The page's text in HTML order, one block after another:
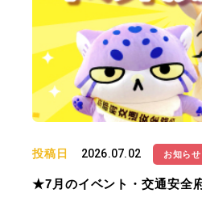
投稿日 2026.07.02 お知らせ
★7月のイベント・交通安全